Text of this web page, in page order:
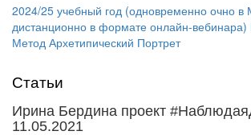
2024/25 учебный год (одновременно очно в
дистанционно в формате онлайн-вебинара)
Метод Архетипический Портрет
Статьи
Ирина Бердина проект
11.05.2021